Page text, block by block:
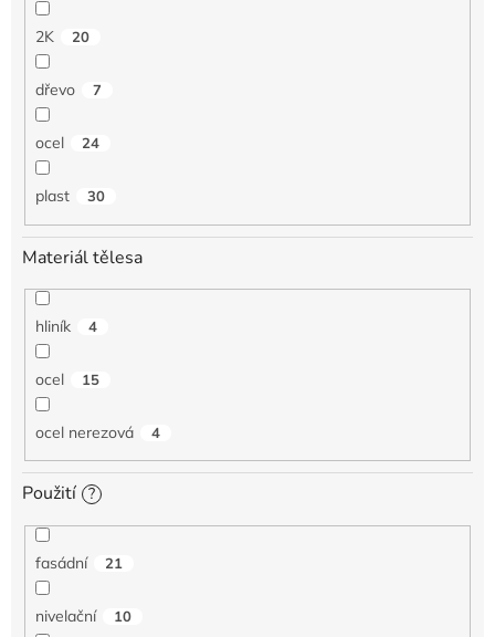
2K 20
dřevo 7
ocel 24
plast 30
Materiál tělesa
hliník 4
ocel 15
ocel nerezová 4
Použití ?
fasádní 21
nivelační 10